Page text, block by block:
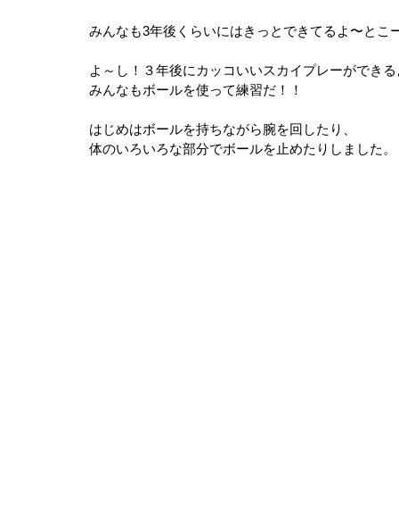
みんなも3年後くらいにはきっとできてるよ〜とこ
よ～し！３年後にカッコいいスカイプレーができ
みんなもボールを使って練習だ！！
はじめはボールを持ちながら腕を回したり、
体のいろいろな部分でボールを止めたりしました。